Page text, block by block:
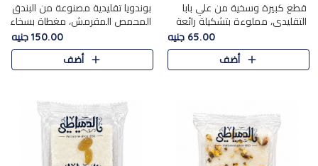
قطع كبيرة وسخية من علي بابا
التقليدي، مملوءة بتشكيلة رائعة
من المكسرات المحمصة المحمرة.
65.00 جنيه
أضف
بوندويا تقليدية مصنوعة من البندق
المحمص المقرمش، مغطاة بسخاء
بشوكولاتة فاخرة غنية لتحقيق
التوازن المثالي بين قوام القرمشة
ونكهة الشوكولاتة ا..
150.00 جنيه
أضف